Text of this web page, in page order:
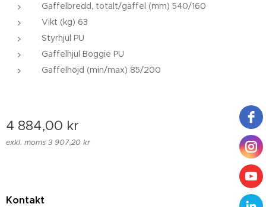
Gaffelbredd, totalt/gaffel (mm) 540/160
Vikt (kg) 63
Styrhjul PU
Gaffelhjul Boggie PU
Gaffelhöjd (min/max) 85/200
4 884,00 kr
exkl. moms 3 907,20 kr
Kontakt